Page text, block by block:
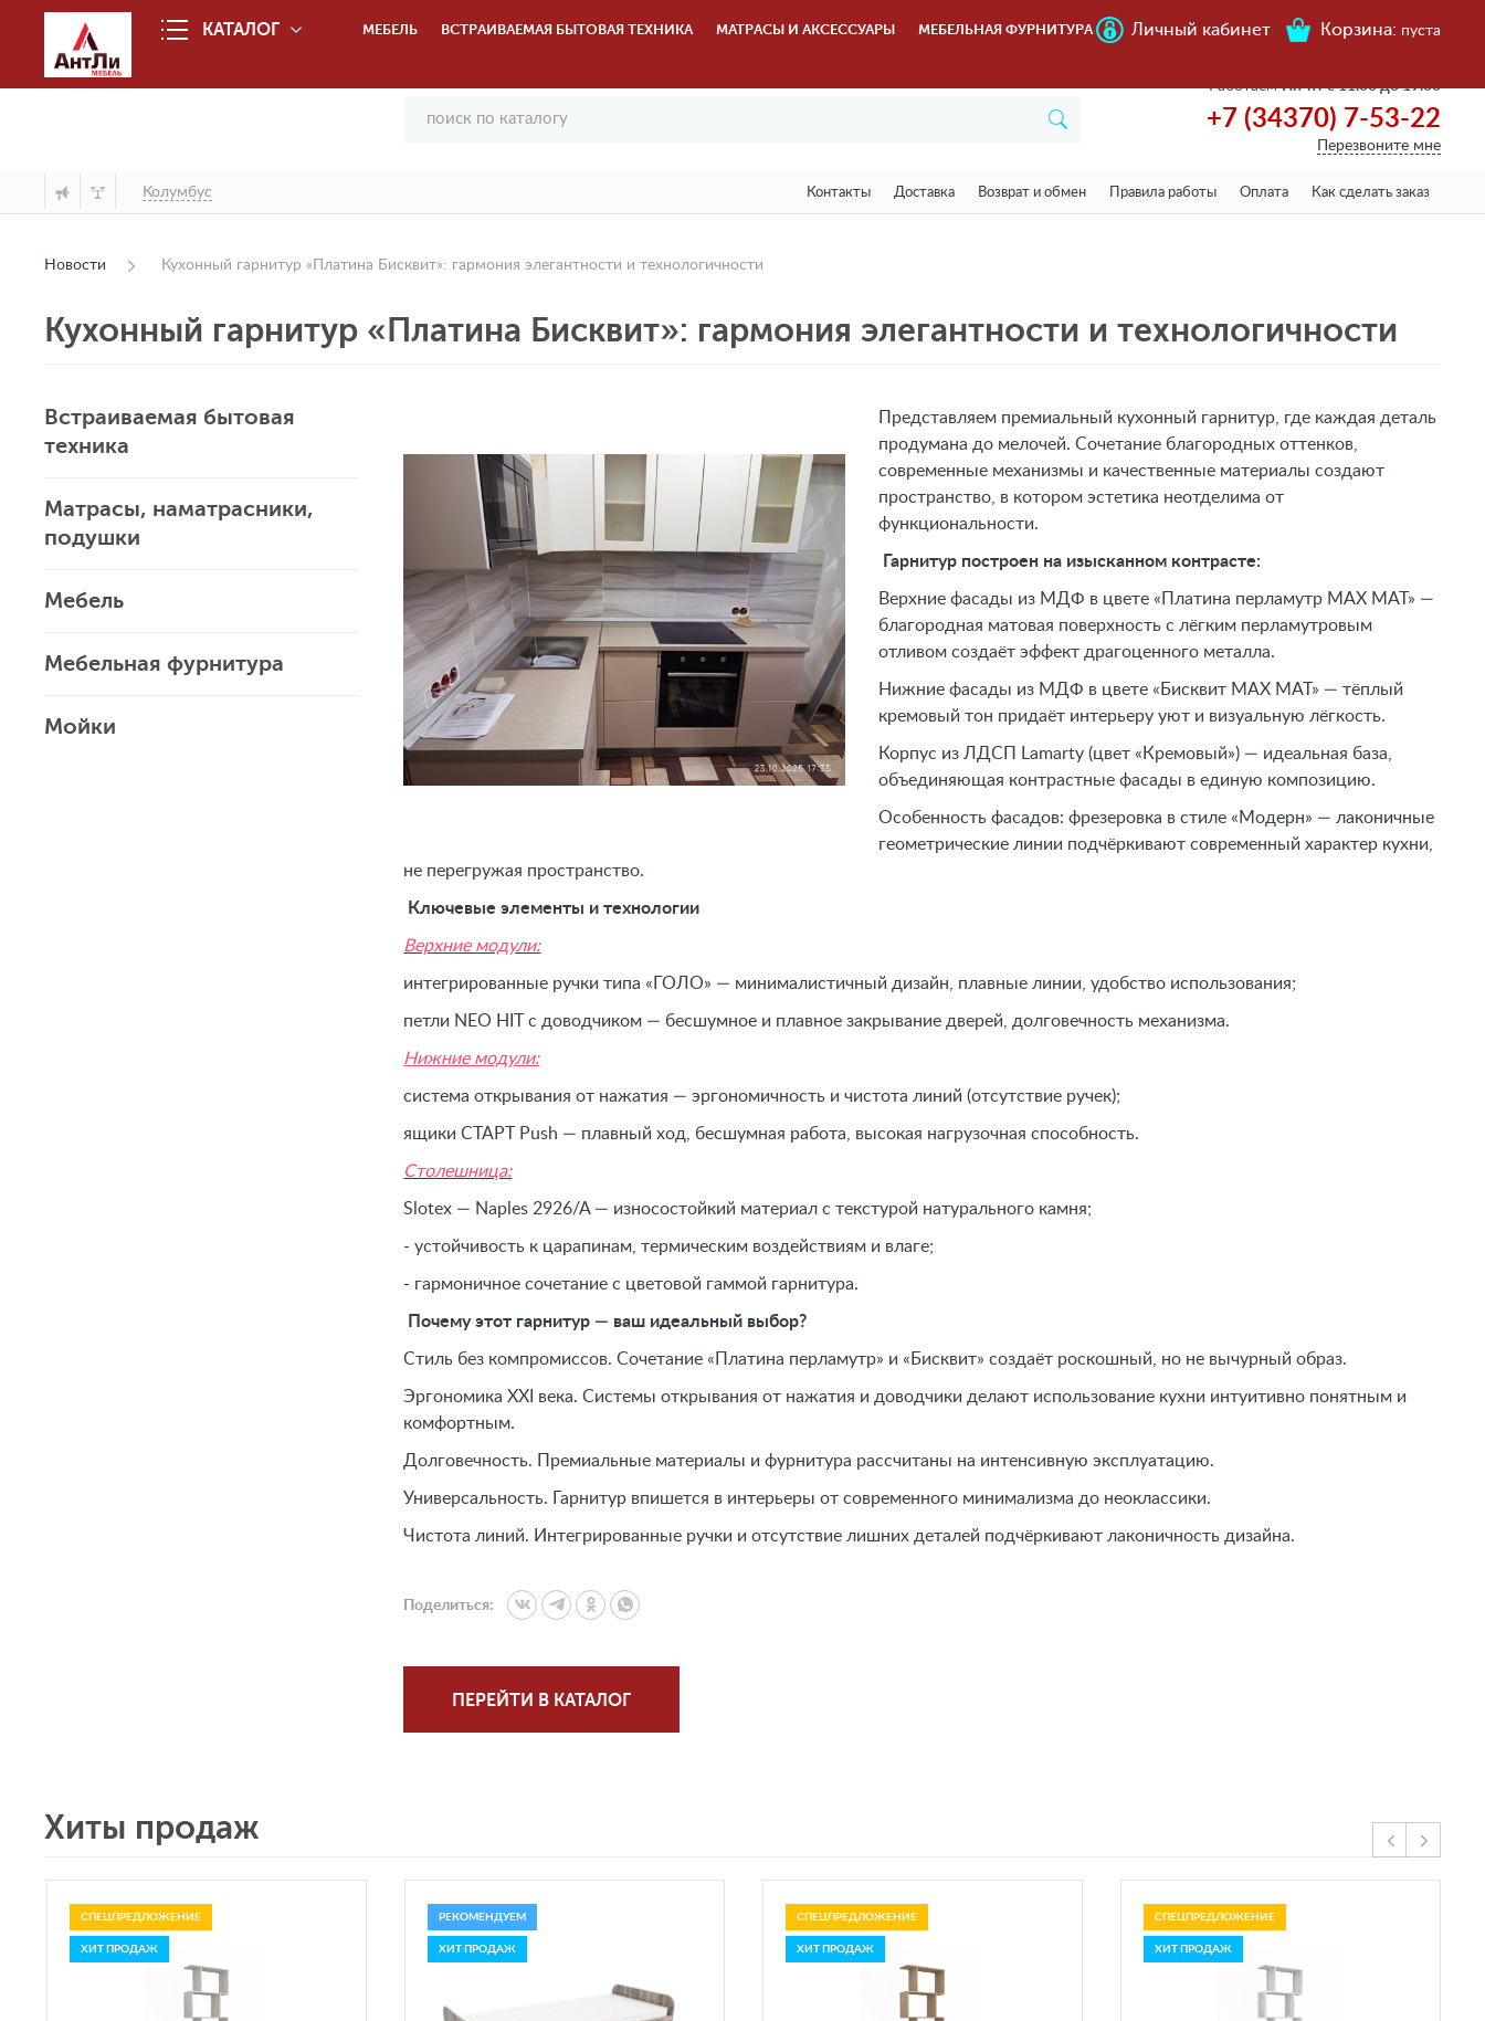
КАТАЛОГ МЕБЕЛЬ ВСТРАИВАЕМАЯ БЫТОВАЯ ТЕХНИКА МАТРАСЫ И АКСЕССУАРЫ МЕБЕЛЬНАЯ ФУРНИТУРА Личный кабинет Корзина: пуста
РаботаемПн-пт с 11.00 до 19.00
+7 (34370) 7-53-22
Перезвоните мне
Колумбус Контакты Доставка Возврат и обмен Правила работы Оплата Как сделать заказ
Новости Кухонный гарнитур «Платина Бисквит»: гармония элегантности и технологичности
Кухонный гарнитур «Платина Бисквит»: гармония элегантности и технологичности
Встраиваемая бытовая
техника
Матрасы, наматрасники,
подушки
Мебель
Мебельная фурнитура
Мойки
Представляем премиальный кухонный гарнитур, где каждая деталь
продумана до мелочей. Сочетание благородных оттенков,
современные механизмы и качественные материалы создают
пространство, в котором эстетика неотделима от
функциональности.
Гарнитур построен на изысканном контрасте:
Верхние фасады из МДФ в цвете «Платина перламутр МАХ МАТ» —
благородная матовая поверхность с лёгким перламутровым
отливом создаёт эффект драгоценного металла.
Нижние фасады из МДФ в цвете «Бисквит МАХ МАТ» — тёплый
кремовый тон придаёт интерьеру уют и визуальную лёгкость.
Корпус из ЛДСП Lamarty (цвет «Кремовый») — идеальная база,
объединяющая контрастные фасады в единую композицию.
Особенность фасадов: фрезеровка в стиле «Модерн» — лаконичные
геометрические линии подчёркивают современный характер кухни,
не перегружая пространство.
Ключевые элементы и технологии
Верхние модули:
интегрированные ручки типа «ГОЛО» — минималистичный дизайн, плавные линии, удобство использования;
петли NEO HIT с доводчиком — бесшумное и плавное закрывание дверей, долговечность механизма.
Нижние модули:
система открывания от нажатия — эргономичность и чистота линий (отсутствие ручек);
ящики СТАРТ Push — плавный ход, бесшумная работа, высокая нагрузочная способность.
Столешница:
Slotex — Naples 2926/A — износостойкий материал с текстурой натурального камня;
- устойчивость к царапинам, термическим воздействиям и влаге;
- гармоничное сочетание с цветовой гаммой гарнитура.
Почему этот гарнитур — ваш идеальный выбор?
Стиль без компромиссов. Сочетание «Платина перламутр» и «Бисквит» создаёт роскошный, но не вычурный образ.
Эргономика XXI века. Системы открывания от нажатия и доводчики делают использование кухни интуитивно понятным и
комфортным.
Долговечность. Премиальные материалы и фурнитура рассчитаны на интенсивную эксплуатацию.
Универсальность. Гарнитур впишется в интерьеры от современного минимализма до неоклассики.
Чистота линий. Интегрированные ручки и отсутствие лишних деталей подчёркивают лаконичность дизайна.
Поделиться:
ПЕРЕЙТИ В КАТАЛОГ
Хиты продаж
СПЕЦПРЕДЛОЖЕНИЕ
ХИТ ПРОДАЖ
РЕКОМЕНДУЕМ
ХИТ ПРОДАЖ
СПЕЦПРЕДЛОЖЕНИЕ
ХИТ ПРОДАЖ
СПЕЦПРЕДЛОЖЕНИЕ
ХИТ ПРОДАЖ